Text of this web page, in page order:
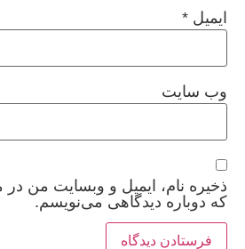
ایمیل *
وب‌ سایت
ذخیره نام، ایمیل و وبسایت من
که دوباره دیدگاهی می‌نویسم.